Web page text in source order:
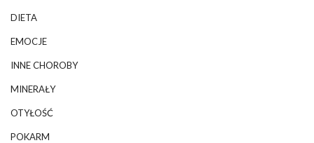
DIETA
EMOCJE
INNE CHOROBY
MINERAŁY
OTYŁOŚĆ
POKARM